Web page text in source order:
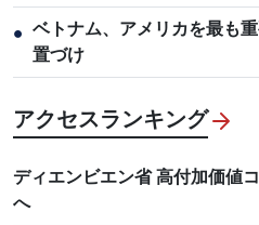
● ベトナム、アメリカを最も
置づけ
アクセスランキング
ディエンビエン省 高付加価値
へ